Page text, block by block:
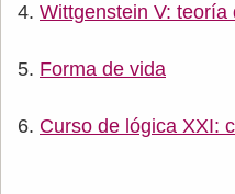
Wittgenstein V: teoría
Forma de vida
Curso de lógica XXI: